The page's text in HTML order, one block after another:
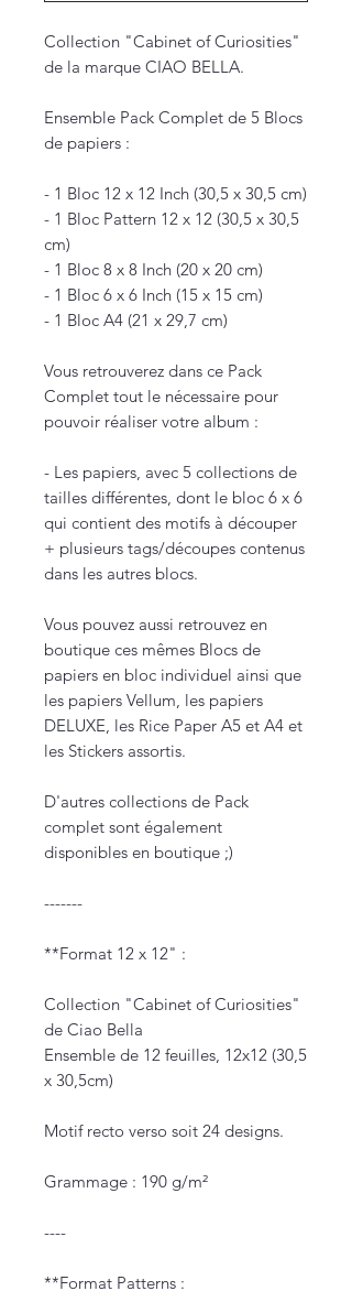
Collection "Cabinet of Curiosities"
de la marque CIAO BELLA.
Ensemble Pack Complet de 5 Blocs
de papiers :
- 1 Bloc 12 x 12 Inch (30,5 x 30,5 cm)
- 1 Bloc Pattern 12 x 12 (30,5 x 30,5
cm)
- 1 Bloc 8 x 8 Inch (20 x 20 cm)
- 1 Bloc 6 x 6 Inch (15 x 15 cm)
- 1 Bloc A4 (21 x 29,7 cm)
Vous retrouverez dans ce Pack
Complet tout le nécessaire pour
pouvoir réaliser votre album :
- Les papiers, avec 5 collections de
tailles différentes, dont le bloc 6 x 6
qui contient des motifs à découper
+ plusieurs tags/découpes contenus
dans les autres blocs.
Vous pouvez aussi retrouvez en
boutique ces mêmes Blocs de
papiers en bloc individuel ainsi que
les papiers Vellum, les papiers
DELUXE, les Rice Paper A5 et A4 et
les Stickers assortis.
D'autres collections de Pack
complet sont également
disponibles en boutique ;)
-------
**Format 12 x 12" :
Collection "Cabinet of Curiosities"
de Ciao Bella
Ensemble de 12 feuilles, 12x12 (30,5
x 30,5cm)
Motif recto verso soit 24 designs.
Grammage : 190 g/m²
----
**Format Patterns :